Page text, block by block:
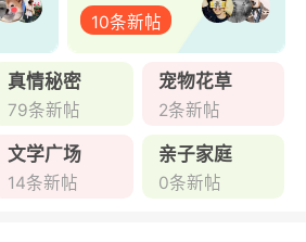
10条新帖
真情秘密
79条新帖
宠物花草
2条新帖
文学广场
14条新帖
亲子家庭
0条新帖